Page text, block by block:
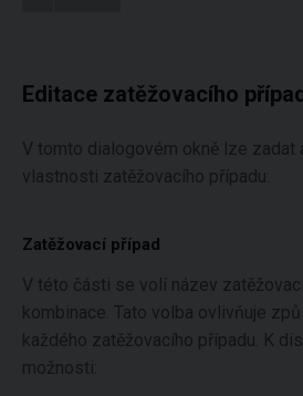
Editace zatěžovacího
V tomto dialogovém okně lze zadat
vlastnosti zatěžovacího případu:
Zatěžovací případ
V této části se volí název
kombinace. Tato volba ovlivňuje
každého zatěžovacího případu. K
možnosti: